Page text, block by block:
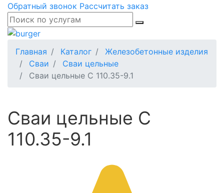
Обратный звонок Рассчитать заказ
Главная Каталог
Железобетонные изделия
Сваи
Сваи цельные
Сваи цельные С 110.35-9.1
Сваи цельные С
110.35-9.1